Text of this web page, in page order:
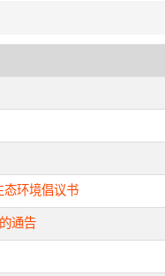
态环境倡议书
通告